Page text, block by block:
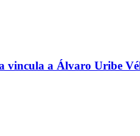
vincula a Álvaro Uribe